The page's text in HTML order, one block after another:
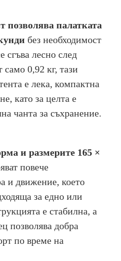
позволява палатката
без необходимост
сгъва лесно след
само 0,92 кг, тази
е лека, компактна
като за целта е
чанта за съхранение.
и размерите 165 ×
повече
и движение, което
за едно или
е стабилна, а
позволява добра
по време на